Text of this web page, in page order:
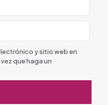
y sitio web en
que haga un